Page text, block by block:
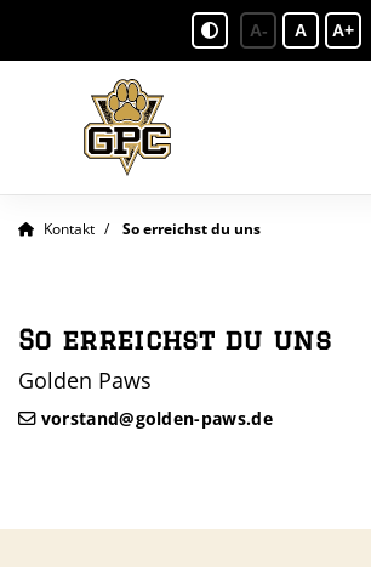
A- A A+
Kontakt So erreichst du uns
So erreichst du uns
Golden Paws
vorstand@golden-paws.de